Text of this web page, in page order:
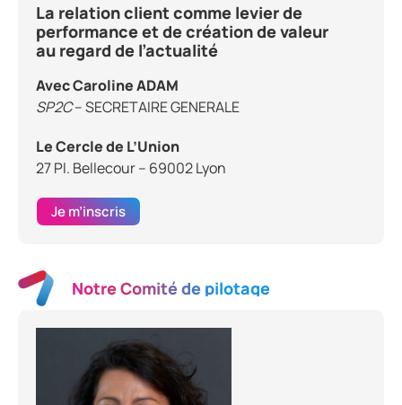
La relation client comme levier de
performance et de création de valeur
au regard de l’actualité
Avec Caroline ADAM
SP2C– SECRETAIRE GENERALE
Le Cercle de L’Union
27 Pl. Bellecour – 69002 Lyon
Je m’inscris
Notre Comité de pilotage